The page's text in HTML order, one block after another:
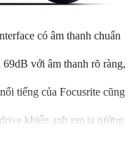
có âm thanh chuẩn
với âm thanh rõ ràng,
tiếng của Focusrite cũng
khiến anh em ta tưởng